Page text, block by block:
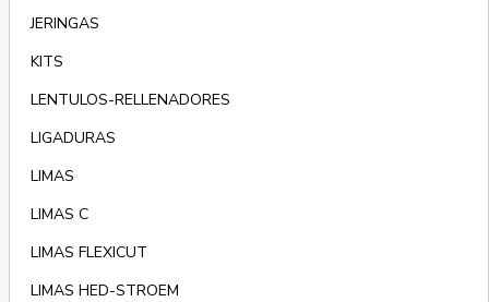
JERINGAS
KITS
LENTULOS-RELLENADORES
LIGADURAS
LIMAS
LIMAS C
LIMAS FLEXICUT
LIMAS HED-STROEM